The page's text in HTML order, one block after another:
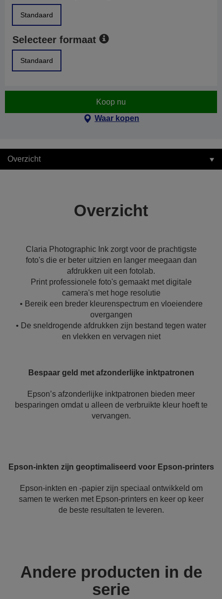
Standaard
Selecteer formaat
Standaard
Koop nu
Waar kopen
Overzicht
Overzicht
Claria Photographic Ink zorgt voor de prachtigste
foto's die er beter uitzien en langer meegaan dan
afdrukken uit een fotolab.
Print professionele foto's gemaakt met digitale
camera's met hoge resolutie
• Bereik een breder kleurenspectrum en vloeiendere
overgangen
• De sneldrogende afdrukken zijn bestand tegen water
en vlekken en vervagen niet
Bespaar geld met afzonderlijke inktpatronen
Epson’s afzonderlijke inktpatronen bieden meer
besparingen omdat u alleen de verbruikte kleur hoeft te
vervangen.
Epson-inkten zijn geoptimaliseerd voor Epson-printers
Epson-inkten en -papier zijn speciaal ontwikkeld om
samen te werken met Epson-printers en keer op keer
de beste resultaten te leveren.
Andere producten in de
serie